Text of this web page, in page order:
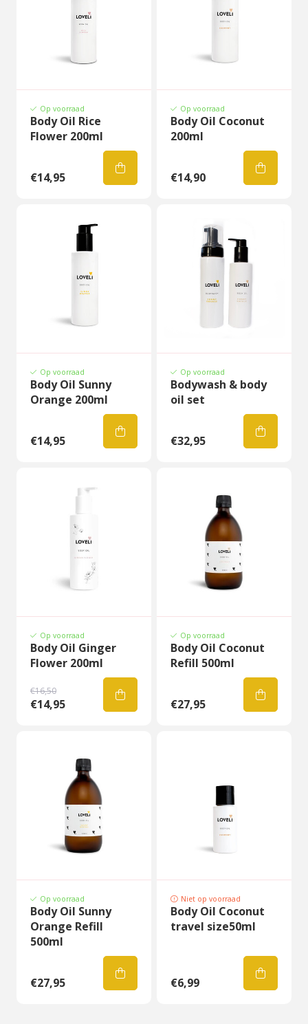
Op voorraad
Body Oil Rice
Flower 200ml
€14,95
Op voorraad
Body Oil Coconut
200ml
€14,90
Op voorraad
Body Oil Sunny
Orange 200ml
€14,95
Op voorraad
Bodywash & body
oil set
€32,95
Op voorraad
Body Oil Ginger
Flower 200ml
€16,50
€14,95
Op voorraad
Body Oil Coconut
Refill 500ml
€27,95
Op voorraad
Body Oil Sunny
Orange Refill
500ml
€27,95
Niet op voorraad
Body Oil Coconut
travel size50ml
€6,99